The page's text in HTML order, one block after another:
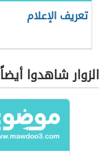
تعريف الإعلام
الزوار شاهدوا أيضاً